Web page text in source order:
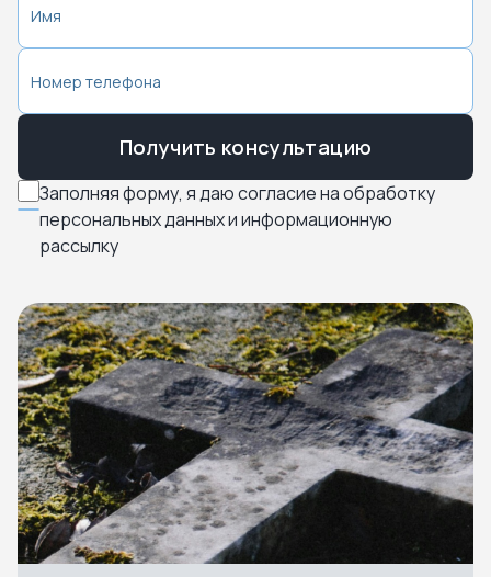
Заполняя форму, я даю согласие на обработку
персональных данных и информационную
рассылку
Получить консультацию